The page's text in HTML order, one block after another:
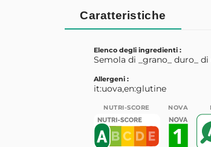
Caratteristiche
Elenco degli ingredienti :
Semola di _grano_ duro_
Allergeni :
it:uova,en:glutine
NUTRI-SCORE NOVA